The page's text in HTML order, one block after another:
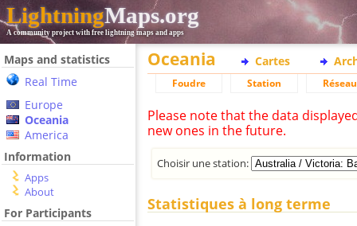
LightningMaps.org
A community project with free lightning maps and apps
Maps and statistics
Real Time
Europe
Oceania
America
Information
Apps
About
For Participants
Oceania Cartes
Foudre Station Réseau
Please note that the data
new ones in the future.
Choisir une station:
Statistiques à long terme